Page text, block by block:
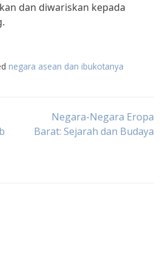
dan diwariskan kepada
negara asean dan ibukotanya
Negara-Negara Eropa
Barat: Sejarah dan Budaya